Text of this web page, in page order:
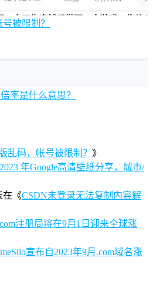
被限制？
率是什么意思？
乱码，帐号被限制？ 》
2023 年Google高清壁纸分享，城市/
在《CSDN未登录无法复制内容解
注册局将在9月1日迎来全球涨
宣布自2023年9月.com域名涨